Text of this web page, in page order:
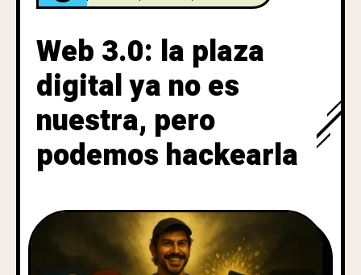
Web 3.0: la plaza
digital ya no es
nuestra, pero
podemos hackearla